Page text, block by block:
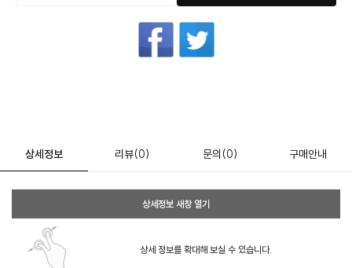
상세정보 리뷰(0) 문의 (0) 구매안내
상세정보 새창 열기
상세 정보를 확대해 보실 수 있습니다.